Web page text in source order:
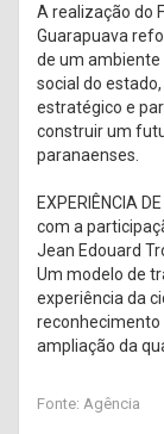
A realização do
Guarapuava
de um ambiente
social do
estratégico e
construir um
paranaenses.
EXPERIÊNCIA
com a
Jean Edouard
Um modelo de
experiência da
reconhecimento
ampliação da
Fonte: Agência